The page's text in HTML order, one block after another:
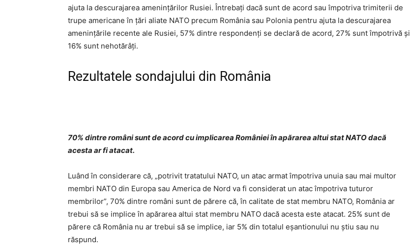
ajuta la descurajarea amenințărilor Rusiei. Întrebați dacă sunt de acord sau împotriva trimiterii de
trupe americane în țări aliate NATO precum România sau Polonia pentru ajuta la descurajarea
amenințările recente ale Rusiei, 57% dintre respondenți se declară de acord, 27% sunt împotrivă și
16% sunt nehotărâți.
Rezultatele sondajului din România
70% dintre români sunt de acord cu implicarea României în apărarea altui stat NATO dacă
acesta ar fi atacat.
Luând în considerare că, „potrivit tratatului NATO, un atac armat împotriva unuia sau mai multor
membri NATO din Europa sau America de Nord va fi considerat un atac împotriva tuturor
membrilor”, 70% dintre români sunt de părere că, în calitate de stat membru NATO, România ar
trebui să se implice în apărarea altui stat membru NATO dacă acesta este atacat. 25% sunt de
părere că România nu ar trebui să se implice, iar 5% din totalul eșantionului nu știu sau nu
răspund.